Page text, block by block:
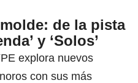
de la pista
y ‘Solos’
explora nuevos
con sus más